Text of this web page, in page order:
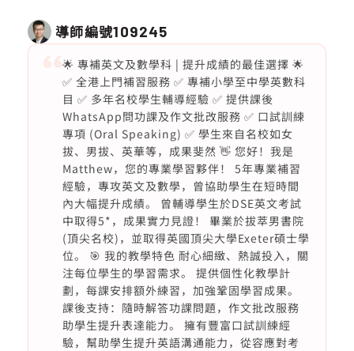
導師編號109245
🌟 專補英文及數學科 | 提升成績的最佳選擇 🌟
✅ 全港上門補習服務 ✅ 專補小學至中學英數科
目 ✅ 多年名校學生輔導經驗 ✅ 提供課後
WhatsApp問功課及作文批改服務 ✅ 口試訓練
專項 (Oral Speaking) ✅ 學生來自名校如女
拔、男拔、英華等，成果斐然 👋 您好！我是
Matthew，您的專業學習夥伴！ 5年專業補習
經驗，專攻英文及數學，曾協助學生在短時間
內大幅提升成績。 曾輔導學生於DSE英文考試
中取得5*，成果實力見證！ 畢業於拔萃男書院
(頂尖名校)，並取得英國頂尖大學Exeter碩士學
位。 🎯 我的教學特色 耐心細緻、熱誠投入，關
注每位學生的學習需求。 提供個性化教學計
劃，每課安排額外練習，加強鞏固學習成果。
課後支持：隨時解答功課問題，作文批改服務
助學生提升表達能力。 擁有豐富口試訓練經
驗，幫助學生提升英語溝通能力，從容應對考